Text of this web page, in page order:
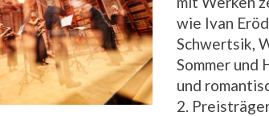
wie Ivan
Schwertsik,
Sommer und
und
2.